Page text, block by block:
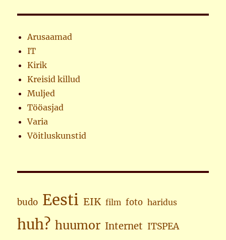
Arusaamad
IT
Kirik
Kreisid killud
Muljed
Tööasjad
Varia
Võitluskunstid
budo Eesti EIK film foto haridus
huh? huumor Internet ITSPEA